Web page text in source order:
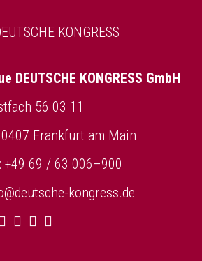
DEUTSCHE KONGRESS GmbH
56 03 11
Frankfurt am Main
+49 69 / 63 006–900
kongress.de